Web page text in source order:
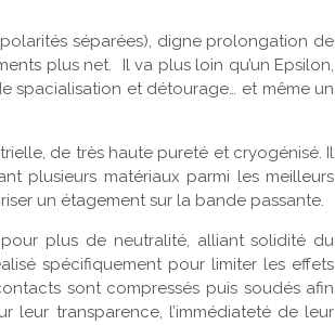
séparées), digne prolongation de
plus net. Il va plus loin qu’un Epsilon,
spacialisation et détourage… et même un
de très haute pureté et cryogénisé. Il
plusieurs matériaux parmi les meilleurs
un étagement sur la bande passante.
plus de neutralité, alliant solidité du
spécifiquement pour limiter les effets
sont compressés puis soudés afin
leur transparence, l’immédiateté de leur